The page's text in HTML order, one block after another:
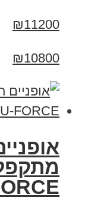
₪11200
₪10800